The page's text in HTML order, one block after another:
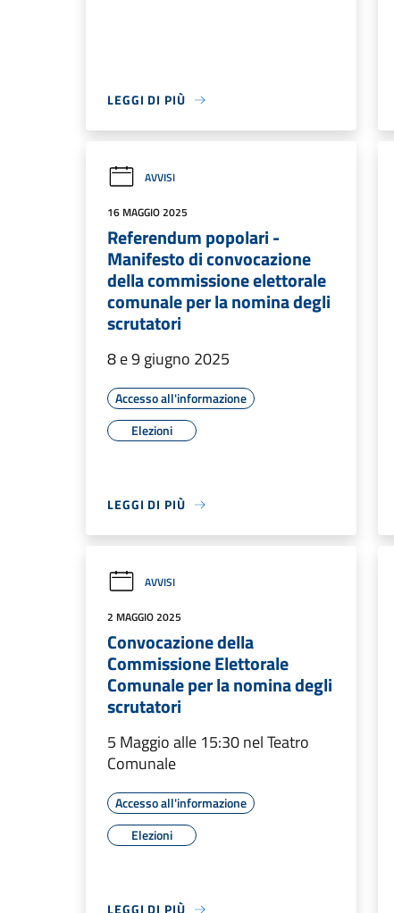
LEGGI DI PIÙ
AVVISI
16 MAGGIO 2025
Referendum popolari -
Manifesto di convocazione
della commissione elettorale
comunale per la nomina degli
scrutatori
8 e 9 giugno 2025
Accesso all'informazione
Elezioni
LEGGI DI PIÙ
AVVISI
2 MAGGIO 2025
Convocazione della
Commissione Elettorale
Comunale per la nomina degli
scrutatori
5 Maggio alle 15:30 nel Teatro
Comunale
Accesso all'informazione
Elezioni
LEGGI DI PIÙ